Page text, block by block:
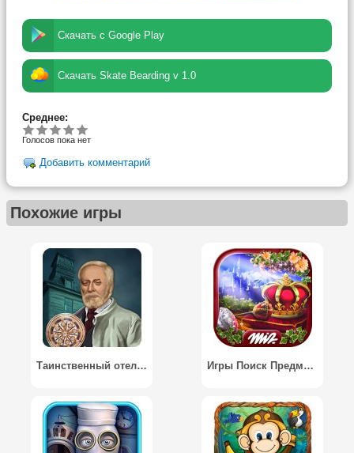
Скачать с Google Play
Скачать Skate Bearding v 1.0
Среднее:
Голосов пока нет
Добавить комментарий
Похожие игры
Таинственный отель: Поиск предметов игры Игры Поиск Предметов Принцесса / Hidden Object Princess Castle